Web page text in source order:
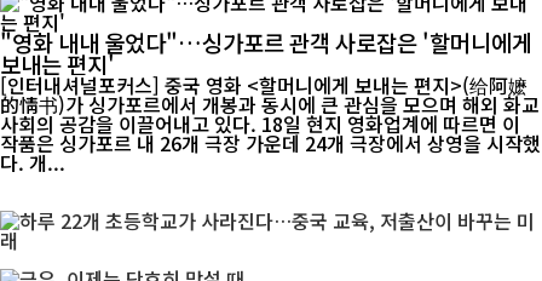
"영화 내내 울었다"…싱가포르 관객 사로잡은 '할머니에게
보내는 편지'
[인터내셔널포커스] 중국 영화 <할머니에게 보내는 편지>(给阿嬷
的情书)가 싱가포르에서 개봉과 동시에 큰 관심을 모으며 해외 화교
사회의 공감을 이끌어내고 있다. 18일 현지 영화업계에 따르면 이
작품은 싱가포르 내 26개 극장 가운데 24개 극장에서 상영을 시작했
다. 개...